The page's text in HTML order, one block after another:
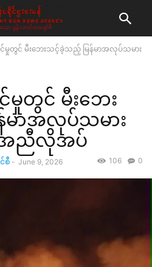
င်မှုတွင် မီးဘေးသင့်ခဲ့သည့် မြန်မာအလုပ်သမား
မှုတွင် မီးဘေး
ာအလုပ်သမား
အညီလိုအပ်
စီ - June 9, 2026 0
106